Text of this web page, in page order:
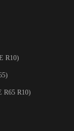
R10)
R65 R10)